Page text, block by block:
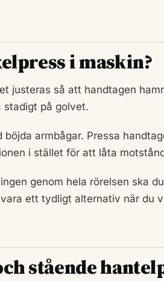
i maskin?
justeras så att handtagen
stadigt på golvet.
armbågar. Pressa
i stället för att låta
genom hela rörelsen ska
ett tydligt alternativ när du
stående